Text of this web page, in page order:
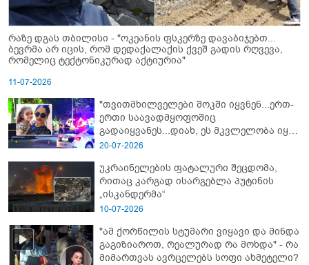
რაზე დგას თბილისი - "ოკეანის ფსკერზე დავაბიჯებთ...
ბევრმა არ იცის, რომ დედაქალაქის ქვეშ გადის რღვევა,
რომელიც ტექტონიკურად აქტიურია"
11-07-2026
"თვითმხილველები შოკში იყვნენ...ერთ-
ერთი საავადმყოფოშიც
გადაიყვანეს...დიახ, ეს მკვლელობა იყო"
- გორში დატრიალებული ტრაგედიის
20-07-2026
უკრაინელების ფატალური შეცდომა,
რითაც კარგად ისარგებლა პუტინის
„ისკანდერმა“
10-07-2026
"ამ ქორწილის სტუმარი ვიყავი და მინდა
გაგიზიაროთ, რეალურად რა მოხდა" - რა
მიმართვას ავრცელებს სოფი ახმეტელი?